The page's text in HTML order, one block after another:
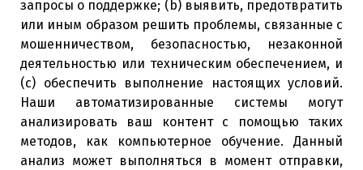
запросы о поддержке; (b) выявить, предотвратить
или иным образом решить проблемы, связанные с
мошенничеством, безопасностью, незаконной
деятельностью или техническим обеспечением, и
(c) обеспечить выполнение настоящих условий.
Наши автоматизированные системы могут
анализировать ваш контент с помощью таких
методов, как компьютерное обучение. Данный
анализ может выполняться в момент отправки,